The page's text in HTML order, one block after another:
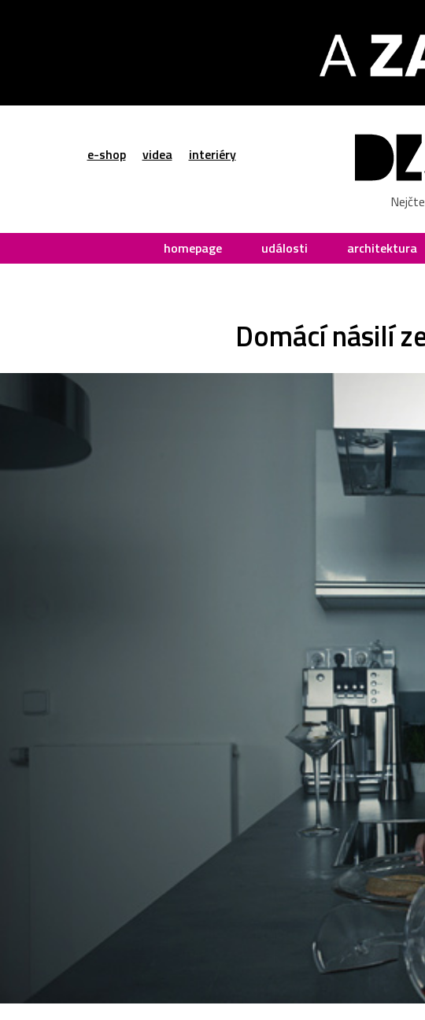
e-shop videa interiéry
homepage události architektura
Domácí násilí